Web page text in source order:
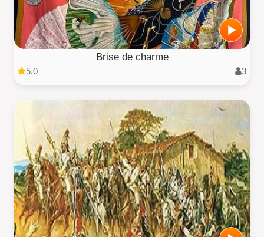
Brise de charme
5.0 3